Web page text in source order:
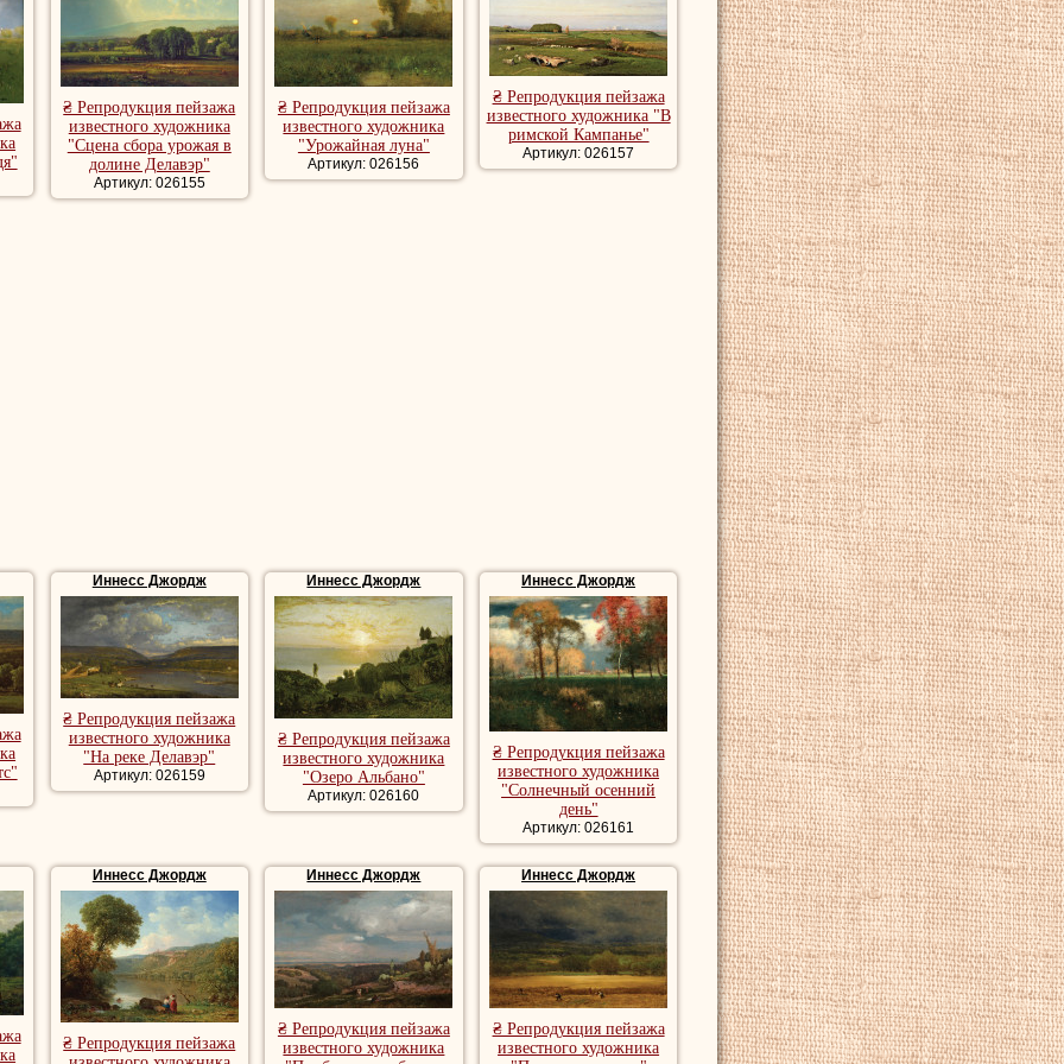
₴ Репродукция пейзажа
известного художника
"Сцена сбора урожая в
долине Делавэр"
Артикул: 026155
₴ Репродукция пейзажа
известного художника
"Урожайная луна"
Артикул: 026156
₴ Репродукция пейзажа
известного художника "В
римской Кампанье"
Артикул: 026157
Иннесс Джордж
₴ Репродукция пейзажа
известного художника
"На реке Делавэр"
Артикул: 026159
Иннесс Джордж
₴ Репродукция пейзажа
известного художника
"Озеро Альбано"
Артикул: 026160
Иннесс Джордж
₴ Репродукция пейзажа
известного художника
"Солнечный осенний
день"
Артикул: 026161
Иннесс Джордж
₴ Репродукция пейзажа
Иннесс Джордж
₴ Репродукция пейзажа
известного художника
Иннесс Джордж
₴ Репродукция пейзажа
известного художника